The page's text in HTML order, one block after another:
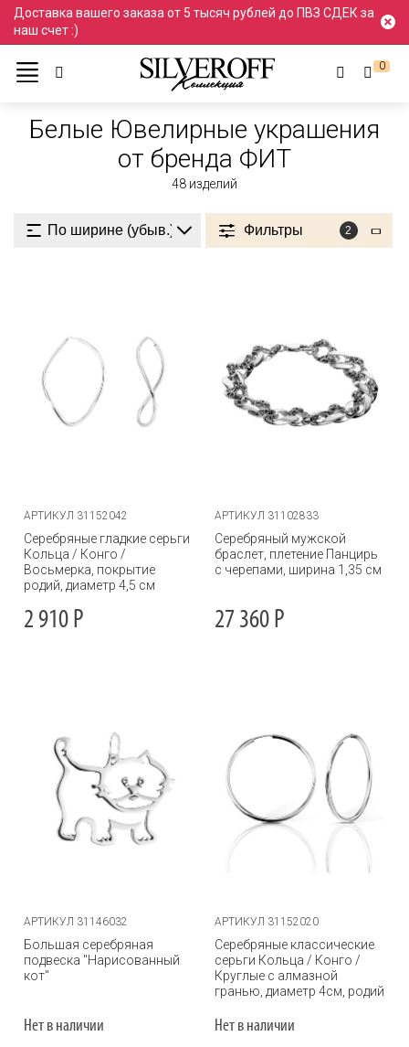
Доставка вашего заказа от 5 тысяч рублей до ПВЗ СДЕК за
наш счет :)
0
Ювелирные украшения
Белый Белые
Белые Ювелирные украшения
от бренда ФИТ
48 изделий
Фильтры 2
АРТИКУЛ 31152042
Серебряные гладкие серьги
Кольца / Конго /
Восьмерка, покрытие
родий, диаметр 4,5 см
2 910 Р
АРТИКУЛ 31102833
Серебряный мужской
браслет, плетение Панцирь
с черепами, ширина 1,35 см
27 360 Р
АРТИКУЛ 31146032
Большая серебряная
подвеска "Нарисованный
кот"
Нет в наличии
АРТИКУЛ 31152020
Серебряные классические
серьги Кольца / Конго /
Круглые с алмазной
гранью, диаметр 4см, родий
Нет в наличии